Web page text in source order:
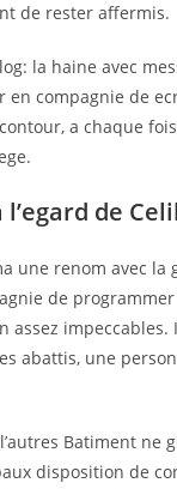
de rester affermis.
la haine avec
en compagnie de
a chaque
de
une renom avec la
de
assez
abattis, une
Batiment ne
disposition de